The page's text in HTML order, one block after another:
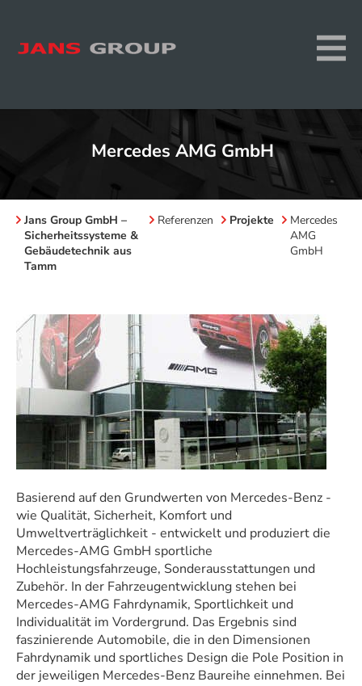
Mercedes AMG GmbH
Jans Group GmbH –
Sicherheitssysteme &
Gebäudetechnik aus
Tamm
Referenzen Projekte
Mercedes
AMG
GmbH
Basierend auf den Grundwerten von Mercedes-Benz -
wie Qualität, Sicherheit, Komfort und
Umweltverträglichkeit - entwickelt und produziert die
Mercedes-AMG GmbH sportliche
Hochleistungsfahrzeuge, Sonderausstattungen und
Zubehör. In der Fahrzeugentwicklung stehen bei
Mercedes-AMG Fahrdynamik, Sportlichkeit und
Individualität im Vordergrund. Das Ergebnis sind
faszinierende Automobile, die in den Dimensionen
Fahrdynamik und sportliches Design die Pole Position in
der jeweiligen Mercedes-Benz Baureihe einnehmen. Bei